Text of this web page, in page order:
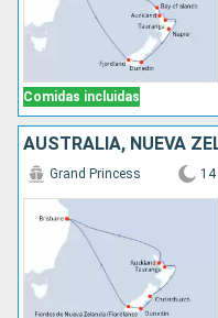
Comidas incluidas
AUSTRALIA, NUEVA
Grand Princess 14